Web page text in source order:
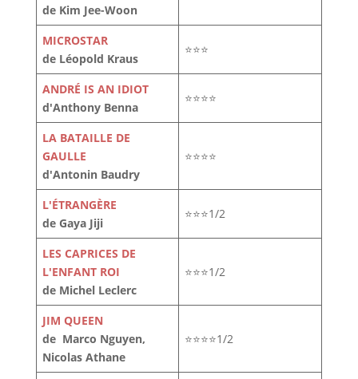
de Kim Jee-Woon
MICROSTAR
de Léopold Kraus
⭐⭐⭐
ANDRÉ IS AN IDIOT
d'Anthony Benna
⭐⭐⭐⭐
LA BATAILLE DE
GAULLE
d'Antonin Baudry
⭐⭐⭐⭐
L'ÉTRANGÈRE
de Gaya Jiji
⭐⭐⭐1/2
LES CAPRICES DE
L'ENFANT ROI
de Michel Leclerc
⭐⭐⭐1/2
JIM QUEEN
de Marco Nguyen,
Nicolas Athane
⭐⭐⭐⭐1/2